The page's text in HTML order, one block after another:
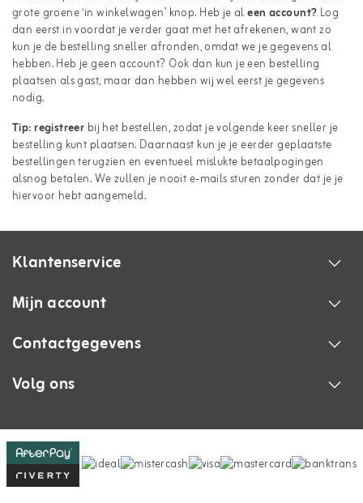
grote groene ‘in winkelwagen’ knop. Heb je aleen account? Log
dan eerst in voordat je verder gaat met het afrekenen, want zo
kun je de bestelling sneller afronden, omdat we je gegevens al
hebben. Heb je geen account? Ook dan kun je een bestelling
plaatsen als gast, maar dan hebben wij wel eerst je gegevens
nodig.
Tip:registreer bij het bestellen, zodat je volgende keer sneller je
bestelling kunt plaatsen. Daarnaast kun je je eerder geplaatste
bestellingen terugzien en eventueel mislukte betaalpogingen
alsnog betalen. We zullen je nooit e-mails sturen zonder dat je je
hiervoor hebt aangemeld.
Klantenservice
Mijn account
Contactgegevens
Volg ons